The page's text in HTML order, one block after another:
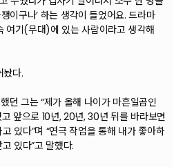
이구나’ 하는 생각이 들었어요. 드라마
여기(무대)에 있는 사람이라고 생각해
놨다.
던 그는 “제가 올해 나이가 마흔일곱인
앞으로 10년, 20년, 30년 뒤를 바라보면
있다”며 “연극 작업을 통해 내가 좋아하
있다”고 말했다.